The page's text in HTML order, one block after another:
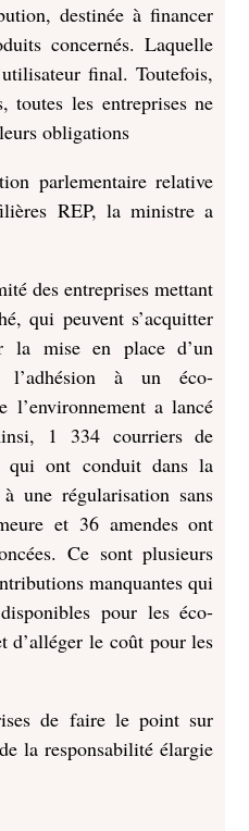
destinée à financer
concernés. Laquelle
final. Toutefois,
toutes les entreprises ne
obligations
parlementaire relative
REP, la ministre a
des entreprises mettant
qui peuvent s’acquitter
la mise en place d’un
l’adhésion à un éco-
l’environnement a lancé
1 334 courriers de
qui ont conduit dans la
une régularisation sans
et 36 amendes ont
Ce sont plusieurs
manquantes qui
pour les éco-
d’alléger le coût pour les
de faire le point sur
la responsabilité élargie